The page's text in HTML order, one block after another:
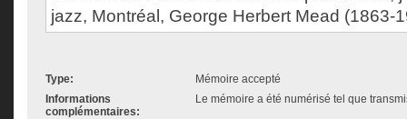
jazz, Montréal, George Herbert Mead (1863-
Type:
Mémoire accepté
Informations
complémentaires:
Le mémoire a été numérisé tel que